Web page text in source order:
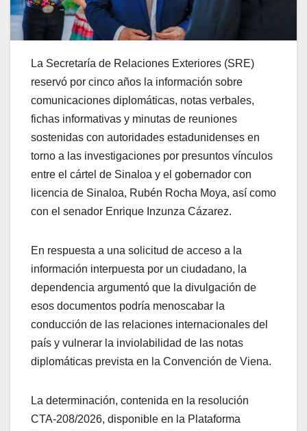
La Secretaría de Relaciones Exteriores (SRE)
reservó por cinco años la información sobre
comunicaciones diplomáticas, notas verbales,
fichas informativas y minutas de reuniones
sostenidas con autoridades estadunidenses en
torno a las investigaciones por presuntos vínculos
entre el cártel de Sinaloa y el gobernador con
licencia de Sinaloa, Rubén Rocha Moya, así como
con el senador Enrique Inzunza Cázarez.
En respuesta a una solicitud de acceso a la
información interpuesta por un ciudadano, la
dependencia argumentó que la divulgación de
esos documentos podría menoscabar la
conducción de las relaciones internacionales del
país y vulnerar la inviolabilidad de las notas
diplomáticas prevista en la Convención de Viena.
La determinación, contenida en la resolución
CTA-208/2026, disponible en la Plataforma